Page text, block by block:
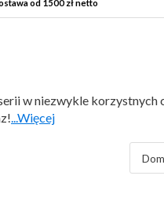
zakupy
w niezwykle korzystnych
...Więcej